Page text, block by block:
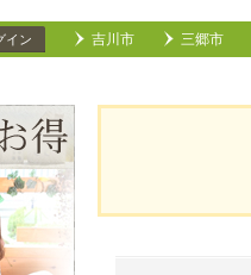
イン 吉川市 三郷市